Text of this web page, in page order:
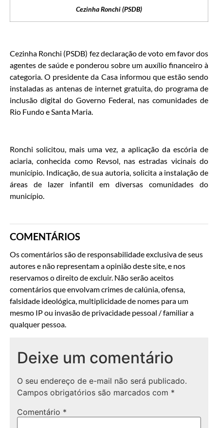
Cezinha Ronchi (PSDB)
Cezinha Ronchi (PSDB) fez declaração de voto em favor dos
agentes de saúde e ponderou sobre um auxílio financeiro à
categoria. O presidente da Casa informou que estão sendo
instaladas as antenas de internet gratuita, do programa de
inclusão digital do Governo Federal, nas comunidades de
Rio Fundo e Santa Maria.
Ronchi solicitou, mais uma vez, a aplicação da escória de
aciaria, conhecida como Revsol, nas estradas vicinais do
município. Indicação, de sua autoria, solicita a instalação de
áreas de lazer infantil em diversas comunidades do
município.
COMENTÁRIOS
Os comentários são de responsabilidade exclusiva de seus
autores e não representam a opinião deste site, e nos
reservamos o direito de excluir. Não serão aceitos
comentários que envolvam crimes de calúnia, ofensa,
falsidade ideológica, multiplicidade de nomes para um
mesmo IP ou invasão de privacidade pessoal / familiar a
qualquer pessoa.
Deixe um comentário
O seu endereço de e-mail não será publicado.
Campos obrigatórios são marcados com *
Comentário *